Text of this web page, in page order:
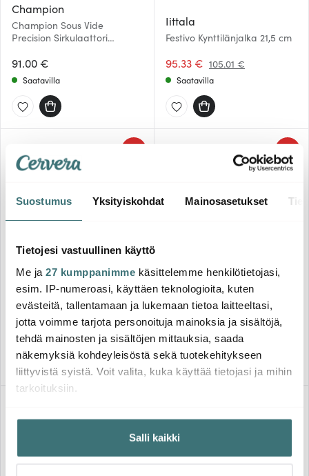
Suostumus Yksityiskohdat Mainosasetukset
Tietojesi vastuullinen käyttö
Me ja 27 kumppanimme käsittelemme henkilötietojasi,
esim. IP-numeroasi, käyttäen teknologioita, kuten
evästeitä, tallentamaan ja lukemaan tietoa laitteeltasi,
jotta voimme tarjota personoituja mainoksia ja sisältöjä,
tehdä mainosten ja sisältöjen mittauksia, saada
näkemyksiä kohdeyleisöstä sekä tuotekehitykseen
liittyvistä syistä. Voit valita, kuka käyttää tietojasi ja mihin
tarkoituksiin.
Jos sallit, haluamme myös tehdä seuraavia:
Kerätä tietoja maantieteellisestä sijainnistasi,
mahdollisesti muutaman metrin tarkkuudella
Salli kaikki
Champion
Champion Sous Vide
Precision Sirkulaattori
91.00 €
Saatavilla
Iittala
Festivo Kynttilänjalka 21,5 cm
95.33 € 105.01 €
Saatavilla
Tefal
Access Steam Care
Vaatehöyrystin DT9100E0
Musta/Kulta
95.78 € 140.00 €
Saatavilla
Tefal
Secure Trendy Painekattila
höyrykorilla 8 L
91.89 € 194.00 €
Saatavilla